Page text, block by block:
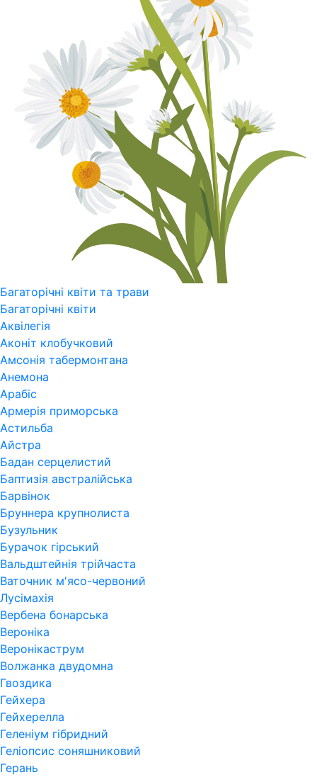
Багаторічні квіти та трави
Багаторічні квіти
Аквілегія
Аконіт клобучковий
Амсонія табермонтана
Анемона
Арабіс
Армерія приморська
Астильба
Айстра
Бадан серцелистий
Баптизія австралійська
Барвінок
Бруннера крупнолиста
Бузульник
Бурачок гірський
Вальдштейнія трійчаста
Ваточник м'ясо-червоний
Лусімахія
Вербена бонарська
Вероніка
Веронікаструм
Волжанка двудомна
Гвоздика
Гейхера
Гейхерелла
Геленіум гібридний
Геліопсис соняшниковий
Герань